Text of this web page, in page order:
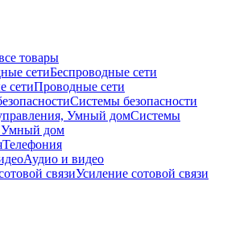
товары
Беспроводные сети
Проводные сети
Системы безопасности
Системы
Умный дом
Телефония
Аудио и видео
Усиление сотовой связи